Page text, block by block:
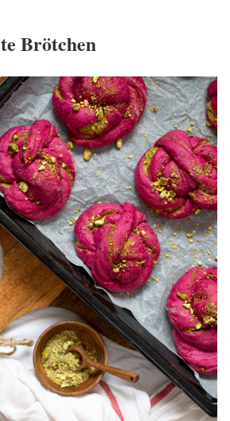
Brötchen